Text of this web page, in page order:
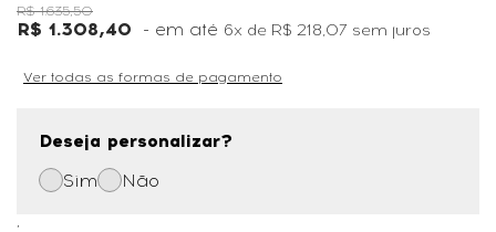
R$ 1.635,50
R$ 1.308,40 6x de R$ 218,07 sem juros
Ver todas as formas de pagamento
Deseja personalizar?
Sim
Não
,